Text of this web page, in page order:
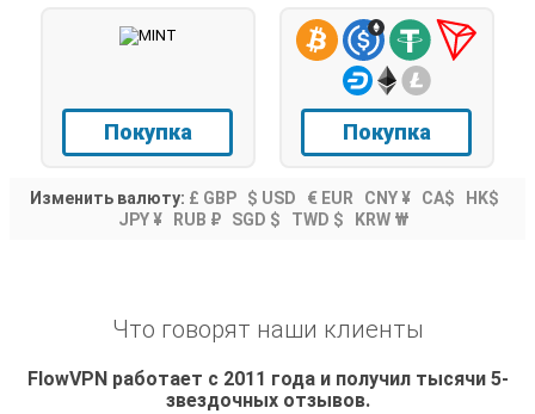
Покупка Покупка
Изменить валюту: £ GBP $ USD € EUR CNY ¥ CA$
HK$
JPY ¥
RUB ₽ SGD $ TWD $ KRW ₩
Что говорят наши клиенты
FlowVPN работает с 2011 года и получил тысячи 5-
звездочных отзывов.